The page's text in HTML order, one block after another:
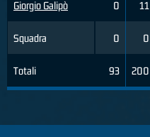
Giorgio Galipò
Squadra
Totali
0 11
0 0
93 200